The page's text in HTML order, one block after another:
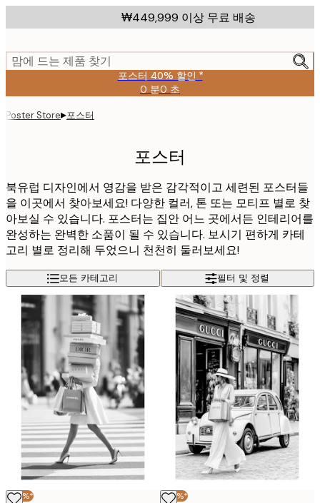
to
content.
₩449,999 이상 무료 배송
맘에 드는 제품 찾기
포스터 40% 할인 *
0 분0 초
유
2026-
08-
Poster Store▸포스터
포스터
북유럽 디자인에서 영감을 받은 감각적이고 세련된 포스터들
을 이곳에서 찾아보세요! 다양한 컬러, 톤 또는 모티프 별로 찾
아보실 수 있습니다. 포스터는 집안 어느 곳에서든 인테리어를
완성하는 완벽한 소품이 될 수 있습니다. 보시기 편하게 카테
고리 별로 정리해 두었으니 천천히 둘러보세요!
모든 카테고리 필터 및 정렬
-40%* -40%*